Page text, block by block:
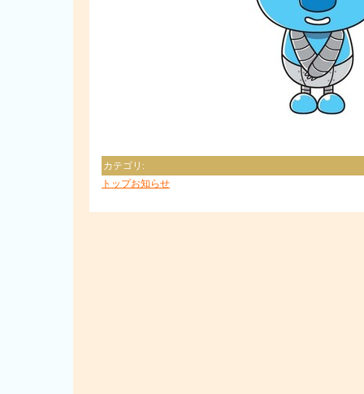
カテゴリ :
トップお知らせ